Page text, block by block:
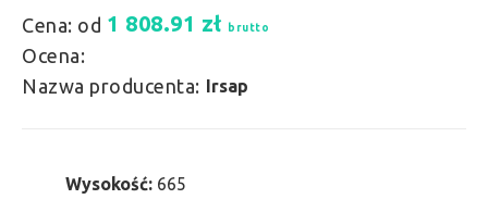
Cena: od 1 808.91 zł brutto
Ocena:
Nazwa producenta: Irsap
Wysokość: 665